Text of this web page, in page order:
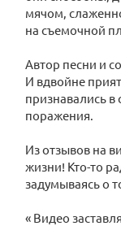
мячом,
на съемочной
Автор песни и
И вдвойне
признавались в
поражения.
Из отзывов на
жизни! Кто-то
задумываясь о
« Видео